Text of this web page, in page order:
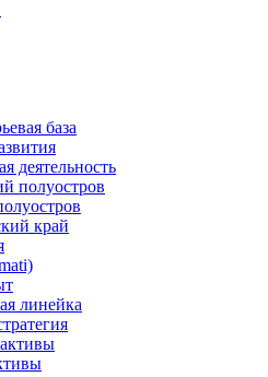
база
деятельность
полуостров
край
линейка